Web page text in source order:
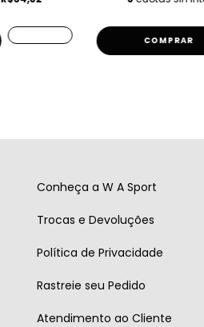
COMPRAR
Conheça a W A Sport
Trocas e Devoluções
Política de Privacidade
Rastreie seu Pedido
Atendimento ao Cliente